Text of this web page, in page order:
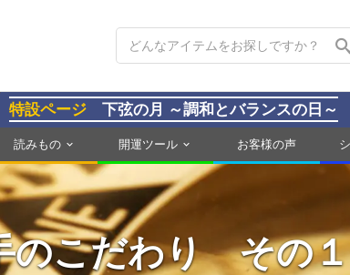
特設ページ 下弦の月 ～調和とバランスの日～
読みもの 開運ツール お客様の声
のこだわり その１